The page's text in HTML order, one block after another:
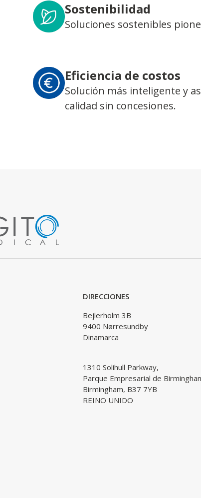
Sostenibilidad
Soluciones sostenibles
Eficiencia de costos
Solución más inteligente y
calidad sin concesiones.
DIRECCIONES
Bejlerholm 3B
9400 Nørresundby
Dinamarca
1310 Solihull Parkway,
Parque Empresarial de
Birmingham, B37 7YB
REINO UNIDO